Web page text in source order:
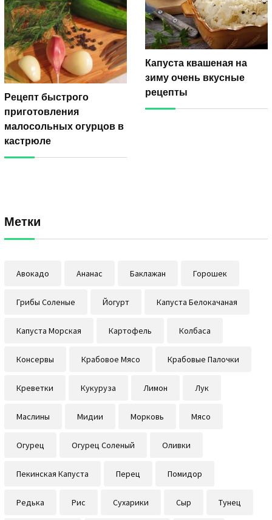
Рецепт быстрого
приготовления
малосольных огурцов в
кастрюле
Капуста квашеная на
зиму очень вкусные
рецепты
Метки
Авокадо Ананас Баклажан Горошек
Грибы Соленые Йогурт Капуста Белокачаная
Капуста Морская Картофель Колбаса
Консервы Крабовое Мясо Крабовые Палочки
Креветки Кукуруза Лимон Лук
Маслины Мидии Морковь Мясо
Огурец Огурец Соленый Оливки
Пекинская Капуста Перец Помидор
Редька Рис Сухарики Сыр Тунец